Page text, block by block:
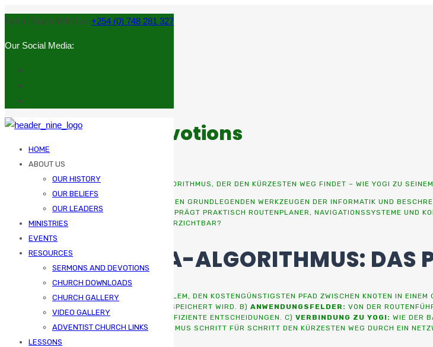
Get in Touch With Us: +254 (0) 748 281 327
Our Social Media:
HOME
ABOUT US
OUR HISTORY
OUR BELIEFS
OUR LEADERS
MINISTRIES
EVENTS
RESOURCES
SERMONS AND DEVOTIONS
CHURCH DOWNLOADS
CHURCH GALLERY
VIDEO GALLERY
ADVENTIST CHURCH LINKS
LESSONS
Sermons and Devotions
UNCATEGORIZED DIJKSTRA: DER ALGORITHMUS, DER DEN KÜRZESTEN WEG FINDET – WIE YOGI ZU
DER DIJKSTRA-ALGORITHMUS GEHÖRT ZU DEN GRUNDLEGENDEN WERKZEUGEN DER INFORMATIK UND
EIN THEORETISCHES KONSTRUKT, SONDERN PRÄGT PRAKTISCH ROUTENPLANER, NAVIGATIONSSYSTEME UND
WARUM BLEIBT ER AUCH HEUTE NOCH UNVERZICHTBAR?
1. DER DIJKSTRA-ALGORITHMUS: DAS
DEFINITION:DIJKSTRA LÖST DAS PROBLEM, DEN KOSTENGÜNSTIGSTEN PFAD ZWISCHEN KNOTEN IN
BERECHNET, WOBEI NUR DER KÜRZESTE GESPEICHERT WIRD. B) ANWENDUNGSFELDER: VON DER
OPTIMIERUNGEN – DIJKSTRA SORGT FÜR EFFIZIENTE ENTSCHEIDUNGEN. C) VERBINDUNG ZU YOGI: WIE DER
PFAD WÄHLT, SO BERECHNET DER ALGORITHMUS SCHRITT FÜR SCHRITT DEN KÜRZESTEN WEG DURCH EIN